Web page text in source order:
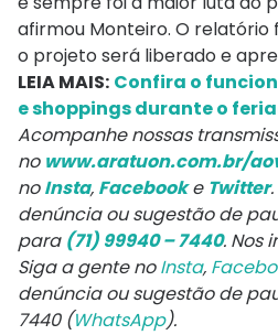
afirmou Monteiro. O relatório
o projeto será liberado e
LEIA MAIS: Confira o
e shoppings durante o
Acompanhe nossas
no www.aratuon.com.br/
noInsta, Facebooke Twitter
denúncia ou sugestão de
para (71) 99940 – 7440. Nos
Siga a gente noInsta,
denúncia ou sugestão de
7440 (WhatsApp).